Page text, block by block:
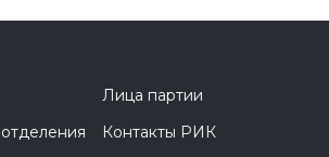
Лица партии
Контакты РИК